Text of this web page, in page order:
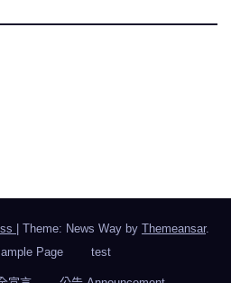
Theme: News Way by Themeansar.
Page test